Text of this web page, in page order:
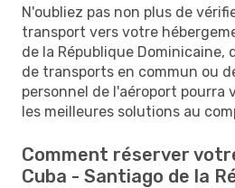
N'oubliez pas non plus de
transport vers votre
de la République Dominicaine,
de transports en commun ou
personnel de l'aéroport pourra
les meilleures solutions au
Comment réserver
Cuba - Santiago de la